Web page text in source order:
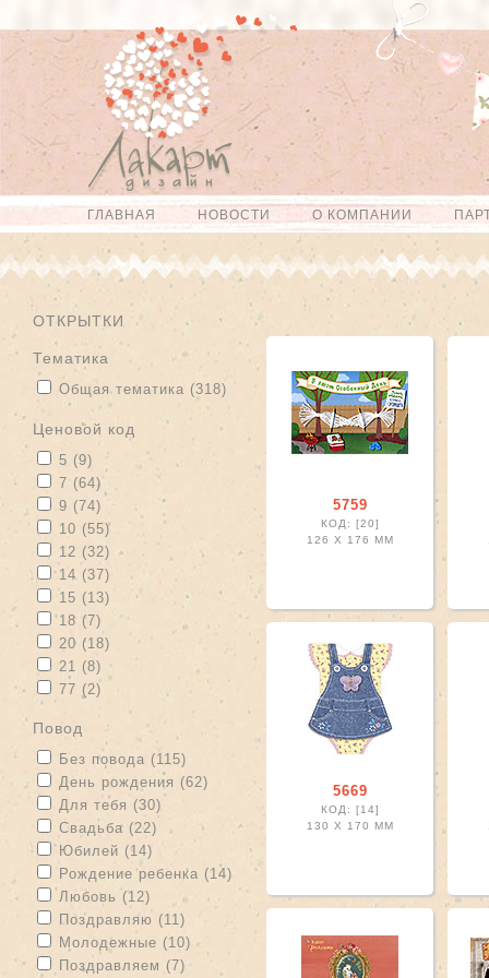
Перейти к
основному
содержанию
Skip to
navigation
Главное меню
ГЛАВНАЯ НОВОСТИ О КОМПАНИИ
ОТКРЫТКИ
тематика
Apply Общая тематика filter
Общая тематика (318) Apply Общая тематика filter
Ценовой код
Apply 5 filter
5 (9)
Apply 7 filter
7 (64)Apply 7 filter
Apply 9 filter
9 (74) Apply 9 filter
Apply 10 filter
10 (55)Apply 10 filter
Apply 12 filter
12 (32) Apply 12 filter
Apply 14 filter
14 (37)
Apply 15 filter
15 (13) Apply 15 filter
Apply 18 filter
18 (7) Apply 18 filter
Apply 20 filter
20 (18) Apply 20 filter
Apply 21 filter
21 (8)
Apply 77 filter
77 (2)
повод
Apply Без повода filter
Без повода (115) Apply Без повода filter
Apply День рождения filter
День рождения (62)
Apply Для тебя filter
Для тебя (30)
Apply Свадьба filter
Свадьба (22) Apply Свадьба filter
Apply Юбилей filter
Юбилей (14) Apply Юбилей filter
Apply Рождение ребенка filter
Рождение ребенка (14) Apply Рождение ребенка filter
Apply Любовь filter
Любовь (12) Apply Любовь filter
Apply Поздравляю filter
Поздравляю (11) Apply Поздравляю filter
Apply Молодежные filter
Молодежные (10) Apply Молодежные filter
Apply Поздравляем filter
Поздравляем (7) Apply Поздравляем filter
5759
КОД: [20]
126 X
176 ММ
5669
КОД: [14]
130 X
170 ММ